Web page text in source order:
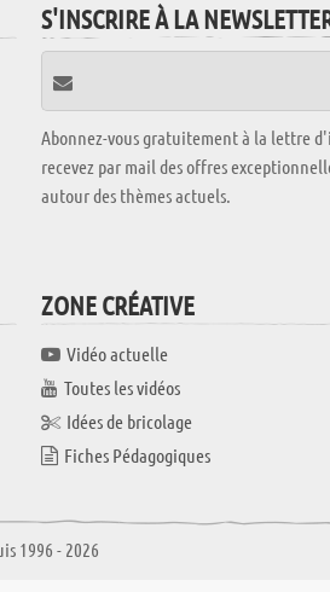
S'INSCRIRE À LA
Abonnez-vous gratuitement à la lettre
recevez par mail des offres
autour des thèmes actuels.
ZONE CRÉATIVE
Vidéo actuelle
Toutes les vidéos
Idées de bricolage
Fiches Pédagogiques
1996 - 2026